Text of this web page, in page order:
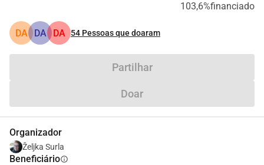
103,6%financiado
DA DA DA 54 Pessoas que doaram
Partilhar
Doar
Organizador
Željka Surla
Beneficiárioinfo